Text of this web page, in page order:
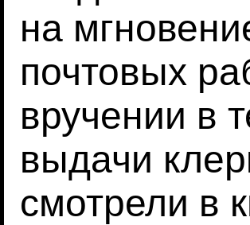
на
почтовых
вручении в
выдачи
смотрели в